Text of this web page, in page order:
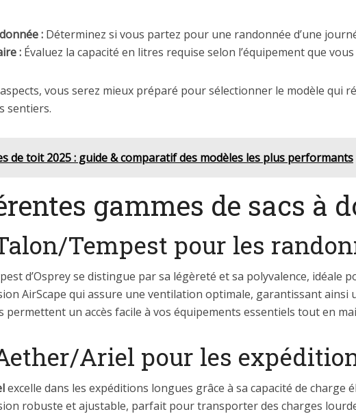
: Déterminez si vous partez pour une randonnée d’une
: Évaluez la capacité en litres requise selon l’équipement que
vous serez mieux préparé pour sélectionner le modèle
sentiers.
de toit 2025 : guide & comparatif des modèles les plus performants
gammes de sacs à
Tempest pour les
d’Osprey se distingue par sa légèreté et sa polyvalence, idéale
AirScape qui assure une ventilation optimale, garantissant
permettent un accès facile à vos équipements essentiels tout en
Ariel pour les
excelle dans les expéditions longues grâce à sa capacité de
robuste et ajustable, parfait pour transporter des charges